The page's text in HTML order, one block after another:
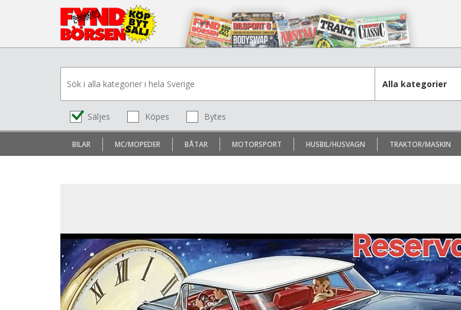
BILAR MC/MOPEDER BÅTAR MOTORSPORT HUSBIL/HUSVAGN TRAKTOR/MASKIN
Säljes Köpes Bytes